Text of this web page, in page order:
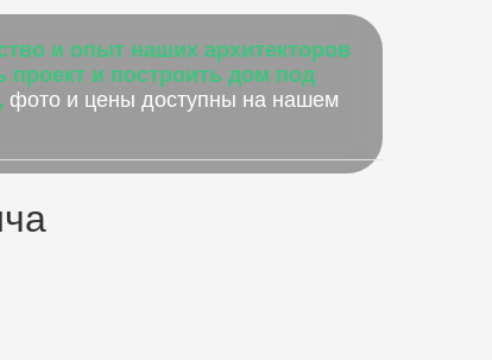
и опыт наших архитекторов
проект и построить дом под
фото и цены доступны на нашем